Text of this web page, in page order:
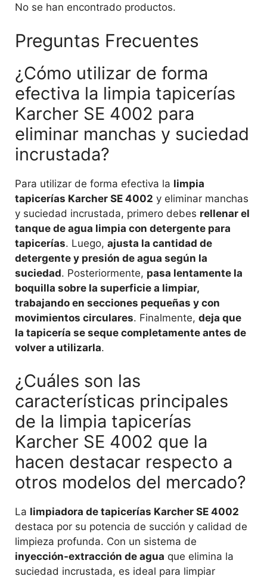
No se han encontrado productos.
Preguntas Frecuentes
¿Cómo utilizar de forma
efectiva la limpia tapicerías
Karcher SE 4002 para
eliminar manchas y suciedad
incrustada?
Para utilizar de forma efectiva la limpia
tapicerías Karcher SE 4002 y eliminar manchas
y suciedad incrustada, primero debes rellenar el
tanque de agua limpia con detergente para
tapicerías. Luego, ajusta la cantidad de
detergente y presión de agua según la
suciedad. Posteriormente, pasa lentamente la
boquilla sobre la superficie a limpiar,
trabajando en secciones pequeñas y con
movimientos circulares. Finalmente, deja que
la tapicería se seque completamente antes de
volver a utilizarla.
¿Cuáles son las
características principales
de la limpia tapicerías
Karcher SE 4002 que la
hacen destacar respecto a
otros modelos del mercado?
La limpiadora de tapicerías Karcher SE 4002
destaca por su potencia de succión y calidad de
limpieza profunda. Con un sistema de
inyección-extracción de agua que elimina la
suciedad incrustada, es ideal para limpiar